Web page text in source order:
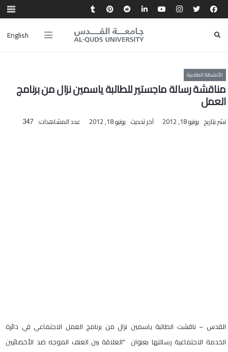
English
الأنشطة الطلابية
مناقشة رسالة ماجستير للطالبة ياسمين نزال من برنامج
العمل
نشر بتاريخ يونيو 18, 2012 آخر تحديث يونيو 18, 2012 عدد المشاهدات: 347
القدس – ناقشت الطالبة ياسمين نزال من برنامج العمل الاجتماعي في دائرة
الخدمة الاجتماعية رسالتها بعنوان "العلاقة بين العنف الموجه ضد الأخصائيين